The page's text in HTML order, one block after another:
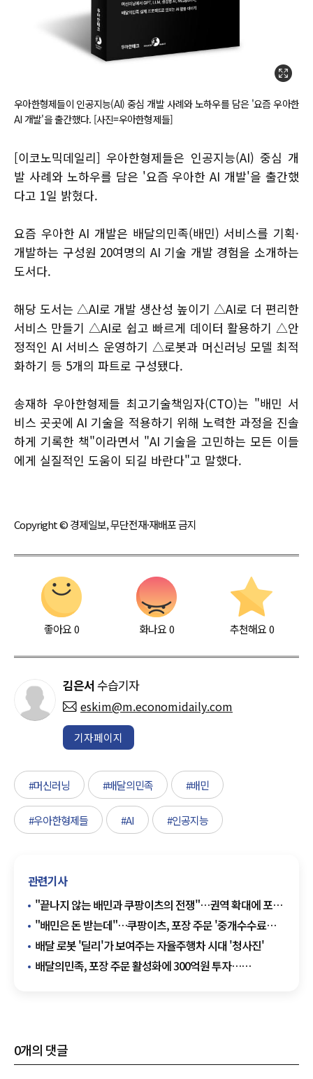
우아한형제들이 인공지능(AI) 중심 개발 사례와 노하우를 담은 '요즘 우아한
AI 개발'을 출간했다. [사진=우아한형제들]
[이코노믹데일리] 우아한형제들은 인공지능(AI) 중심 개
발 사례와 노하우를 담은 '요즘 우아한 AI 개발'을 출간했
다고 1일 밝혔다.
요즘 우아한 AI 개발은 배달의민족(배민) 서비스를 기획·
개발하는 구성원 20여명의 AI 기술 개발 경험을 소개하는
도서다.
해당 도서는 △AI로 개발 생산성 높이기 △AI로 더 편리한
서비스 만들기 △AI로 쉽고 빠르게 데이터 활용하기 △안
정적인 AI 서비스 운영하기 △로봇과 머신러닝 모델 최적
화하기 등 5개의 파트로 구성됐다.
송재하 우아한형제들 최고기술책임자(CTO)는 "배민 서
비스 곳곳에 AI 기술을 적용하기 위해 노력한 과정을 진솔
하게 기록한 책"이라면서 "AI 기술을 고민하는 모든 이들
에게 실질적인 도움이 되길 바란다"고 말했다.
Copyright © 경제일보, 무단전재·재배포 금지
좋아요0 화나요0 추천해요 0
김은서수습기자
eskim@m.economidaily.com
기자페이지
#머신러닝 #배달의민족 #배민
#우아한형제들 #AI #인공지능
관련기사
"끝나지 않는 배민과 쿠팡이츠의 전쟁"…권역 확대에 포장
수수료 무료까지
"배민은 돈 받는데"…쿠팡이츠, 포장 주문 '중개수수료
무료' 1년 연장
배달 로봇 '딜리'가 보여주는 자율주행차 시대 '청사진'
배달의민족, 포장 주문 활성화에 300억원 투자…
0개의 댓글